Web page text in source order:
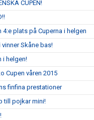
CUPEN!
4:e plats på Cuperna i helgen
vinner Skåne bas!
i helgen!
Cupen våren 2015
finfina prestationer
till pojkar mini!